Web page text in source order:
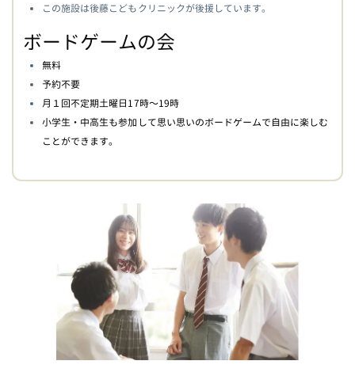
この施設は後藤こどもクリニックが後援しています。
ボードゲームの会
無料
予約不要
月１回不定期土曜日17時〜19時
小学生・中高生も参加して思い思いのボードゲームで自由に楽しむ
ことができます。